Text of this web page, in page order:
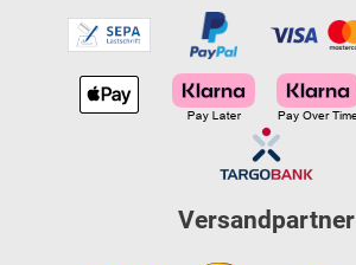
Versandpartner